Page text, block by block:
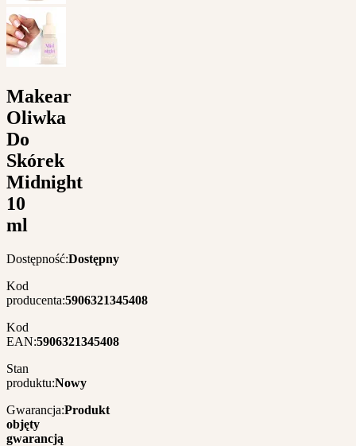
Makear
Oliwka
Do
Skórek
Midnight
10
ml
Dostępność:Dostępny
Kod
producenta:5906321345408
Kod
EAN:5906321345408
Stan
produktu:Nowy
Gwarancja:Produkt
objęty
gwarancją